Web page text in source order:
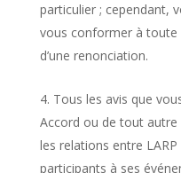
particulier ; cependant,
vous conformer à toute
d’une renonciation.
Tous les avis que
Accord ou de tout
les relations entre
participants à ses